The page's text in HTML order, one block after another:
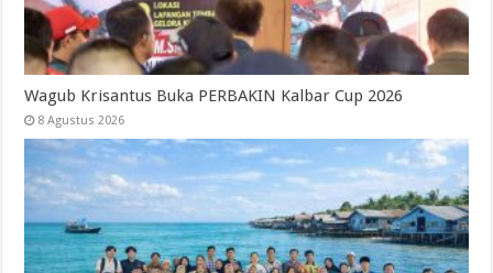
Wagub Krisantus Buka PERBAKIN Kalbar Cup 2026
8 Agustus 2026